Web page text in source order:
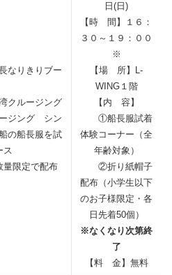
なりきりブー
クルージング
ジング シン
の船長服を試
ス
量限定で配布
日(日)
【時 間】１６：
３０～１９：００
※
【場 所】L-
WING１階
【内 容】
①船長服試着
体験コーナー（全
年齢対象）
②折り紙帽子
配布（小学生以下
のお子様限定・各
日先着50個）
※なくなり次第終
了
【料 金】無料